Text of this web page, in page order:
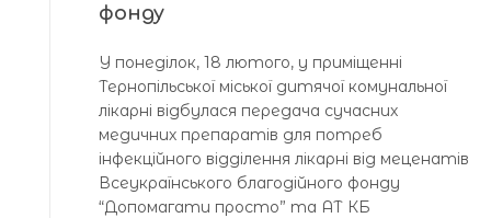
фонду
У понеділок, 18 лютого, у приміщенні
Тернопільської міської дитячої комунальної
лікарні відбулася передача сучасних
медичних препаратів для потреб
інфекційного відділення лікарні від меценатів
Всеукраїнського благодійного фонду
“Допомагати просто” та АТ КБ